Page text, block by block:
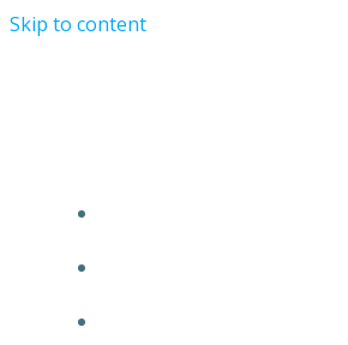
Skip to content